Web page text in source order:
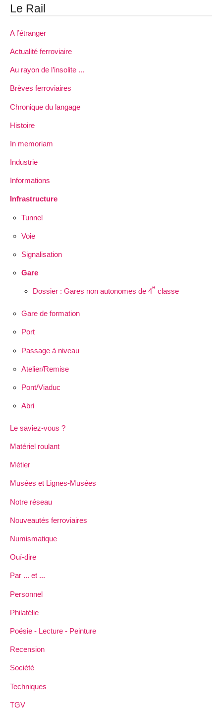
Le Rail
A l’étranger
Actualité ferroviaire
Au rayon de l’insolite ...
Brèves ferroviaires
Chronique du langage
Histoire
In memoriam
Industrie
Informations
Infrastructure
Tunnel
Voie
Signalisation
Gare
Dossier : Gares non autonomes de 4e classe
Gare de formation
Port
Passage à niveau
Atelier/Remise
Pont/Viaduc
Abri
Le saviez-vous ?
Matériel roulant
Métier
Musées et Lignes-Musées
Notre réseau
Nouveautés ferroviaires
Numismatique
Ouï-dire
Par ... et ...
Personnel
Philatélie
Poésie - Lecture - Peinture
Recension
Société
Techniques
TGV